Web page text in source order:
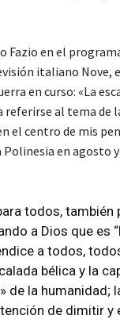
Fazio en el
italiano Nove,
en curso: «La
referirse al tema de
el centro de mis
Polinesia en agosto
todos, también
a Dios que es
a todos,
bélica y la
de la humanidad;
de dimitir y